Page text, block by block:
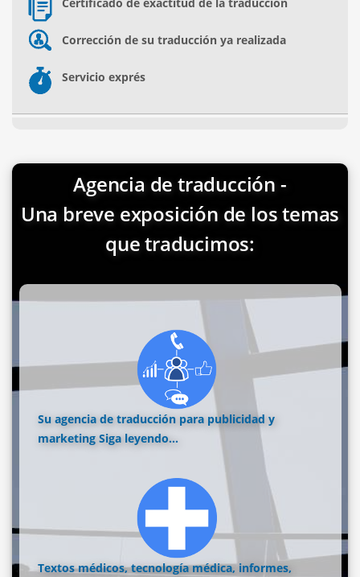
Corrección de su traducción ya realizada
Servicio exprés
Agencia de traducción -
Una breve exposición de los temas
que traducimos:
Su agencia de traducción para publicidad y
marketing Siga leyendo...
Textos médicos, tecnología médica, informes,